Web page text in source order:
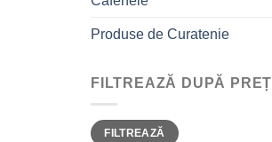
Produse de Curatenie
FILTREAZĂ DUPĂ PREȚ
Preț
minim
Preț
maxim
FILTREAZĂ